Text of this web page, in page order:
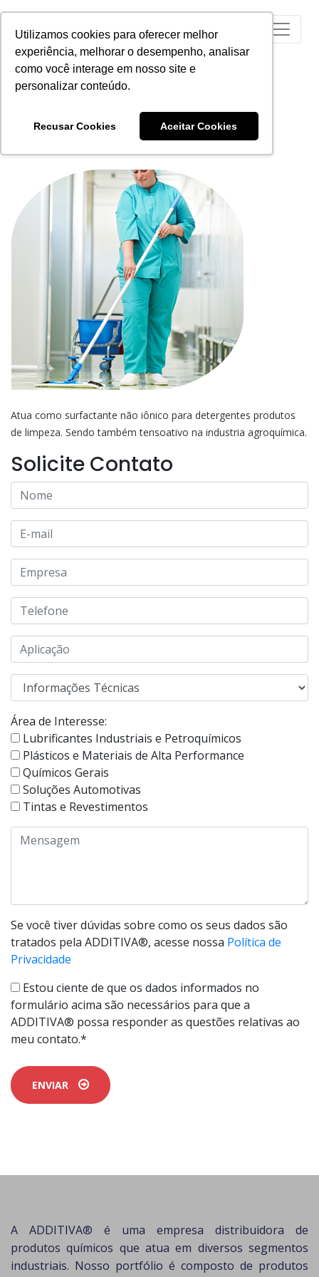
Utilizamos cookies para oferecer melhor
experiência, melhorar o desempenho, analisar
como você interage em nosso site e
personalizar conteúdo.
Recusar Cookies Aceitar Cookies
LUTENSOL® TO 6
Atua como surfactante não iônico para detergentes produtos
de limpeza. Sendo também tensoativo na industria agroquímica.
Solicite Contato
Área de Interesse:
Lubrificantes Industriais e Petroquímicos
Plásticos e Materiais de Alta Performance
Químicos Gerais
Soluções Automotivas
Tintas e Revestimentos
Se você tiver dúvidas sobre como os seus dados são
tratados pela ADDITIVA®, acesse nossa Política de
Privacidade
Estou ciente de que os dados informados no
formulário acima são necessários para que a
ADDITIVA® possa responder as questões relativas ao
meu contato.*
ENVIAR
A ADDITIVA® é uma empresa distribuidora de
produtos químicos que atua em diversos segmentos
industriais. Nosso portfólio é composto de produtos